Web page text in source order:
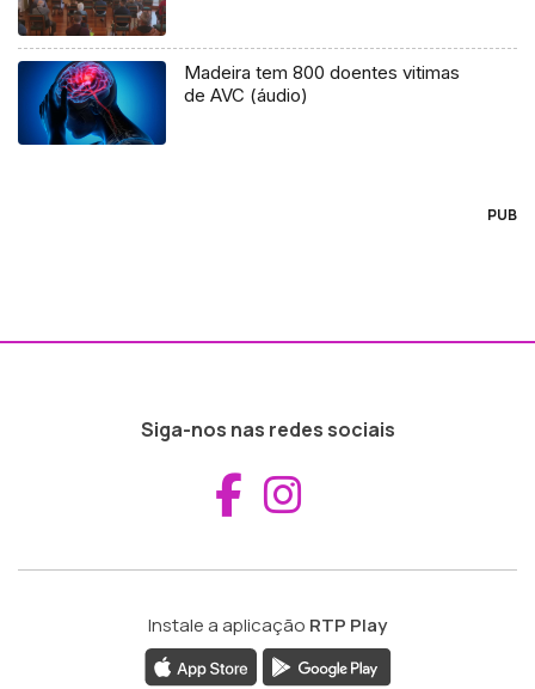
Madeira tem 800 doentes vitimas
de AVC (áudio)
PUB
Siga-nos nas redes sociais
Aceder ao
Instale a aplicação RTP Play